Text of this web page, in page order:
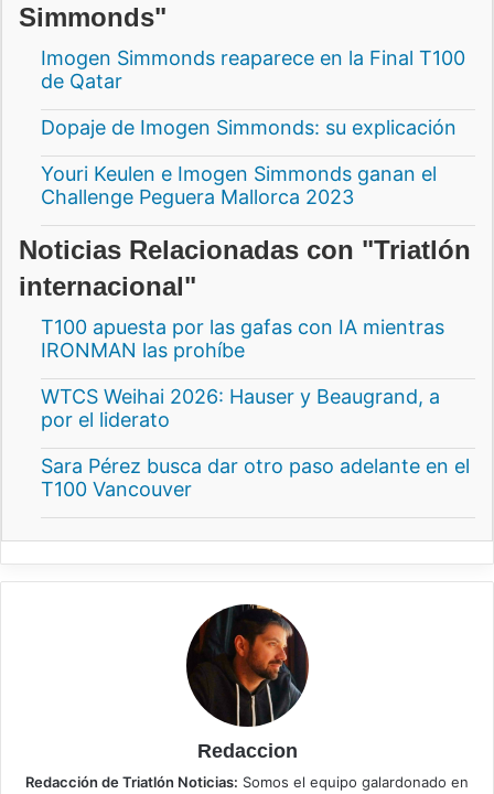
Simmonds"
Imogen Simmonds reaparece en la Final T100
de Qatar
Dopaje de Imogen Simmonds: su explicación
Youri Keulen e Imogen Simmonds ganan el
Challenge Peguera Mallorca 2023
Noticias Relacionadas con "Triatlón
internacional"
T100 apuesta por las gafas con IA mientras
IRONMAN las prohíbe
WTCS Weihai 2026: Hauser y Beaugrand, a
por el liderato
Sara Pérez busca dar otro paso adelante en el
T100 Vancouver
Redaccion
Redacción de Triatlón Noticias: Somos el equipo galardonado en